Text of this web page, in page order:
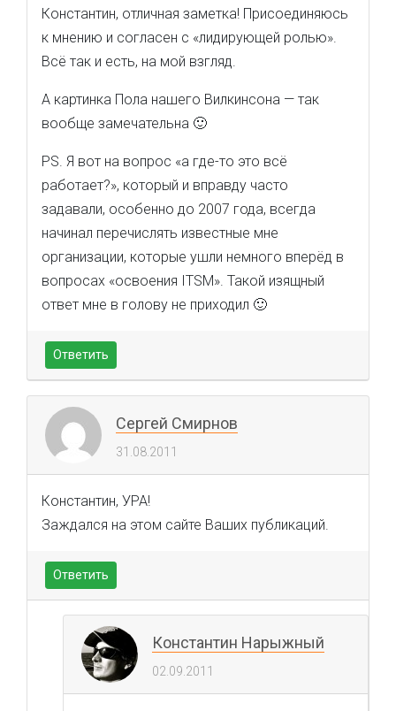
Константин, отличная заметка! Присоединяюсь
к мнению и согласен с «лидирующей ролью».
Всё так и есть, на мой взгляд.
А картинка Пола нашего Вилкинсона — так
вообще замечательна 🙂
PS. Я вот на вопрос «а где-то это всё
работает?», который и вправду часто
задавали, особенно до 2007 года, всегда
начинал перечислять известные мне
организации, которые ушли немного вперёд в
вопросах «освоения ITSM». Такой изящный
ответ мне в голову не приходил 🙂
Ответить
Сергей Смирнов
31.08.2011
Константин, УРА!
Заждался на этом сайте Ваших публикаций.
Ответить
Константин Нарыжный
02.09.2011